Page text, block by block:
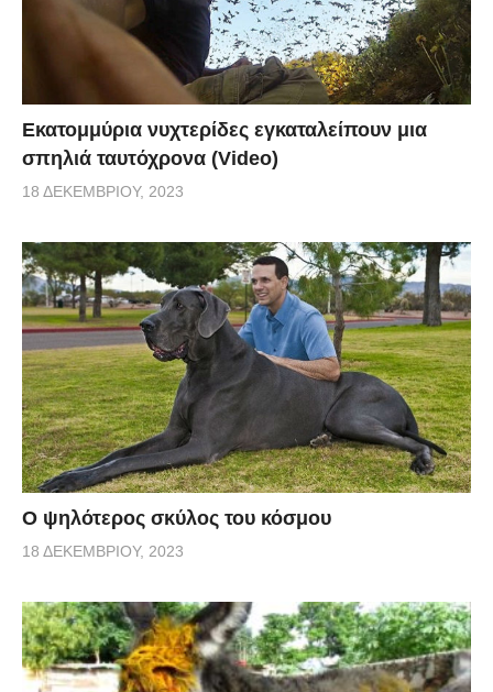
Εκατομμύρια νυχτερίδες εγκαταλείπουν μια
σπηλιά ταυτόχρονα (Video)
18 ΔΕΚΕΜΒΡΊΟΥ, 2023
Ο ψηλότερος σκύλος του κόσμου
18 ΔΕΚΕΜΒΡΊΟΥ, 2023